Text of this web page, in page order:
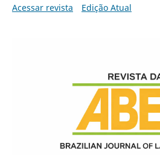
Acessar revista Edição Atual